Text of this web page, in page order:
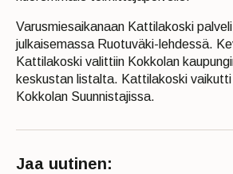
Varusmiesaikanaan Kattilakoski
julkaisemassa Ruotuväki-lehdessä.
Kattilakoski valittiin Kokkolan
keskustan listalta. Kattilakoski vaikutti
Kokkolan Suunnistajissa.
Jaa uutinen: